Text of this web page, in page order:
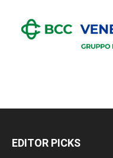
EDITOR PICKS